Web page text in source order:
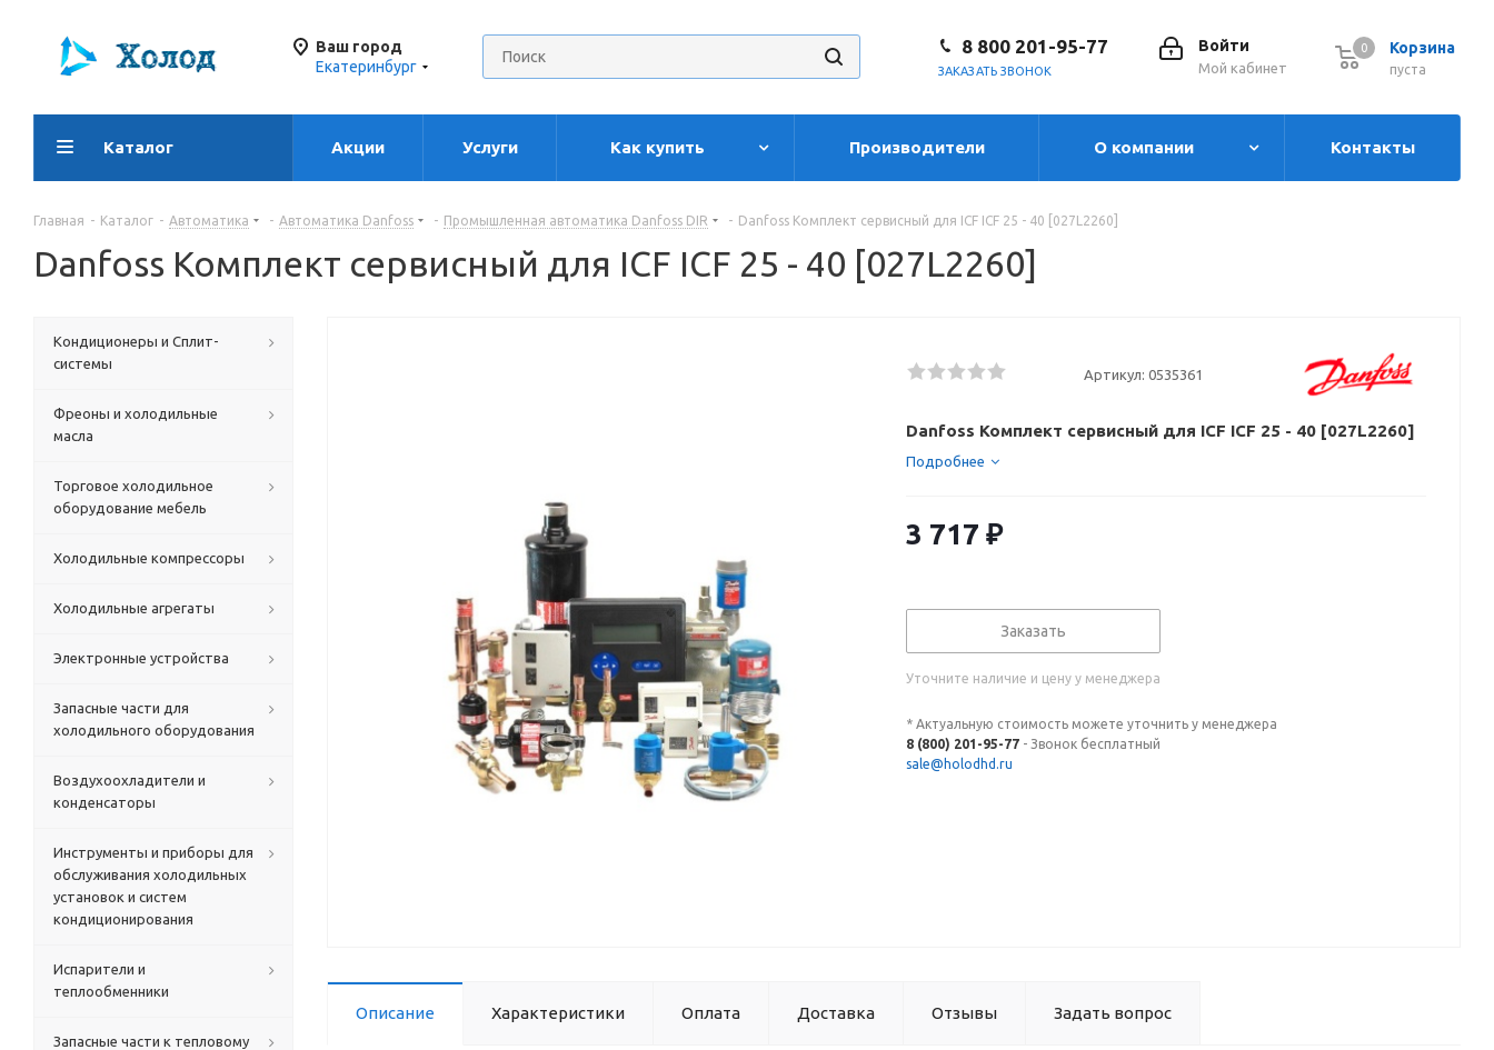
Ваш город
Екатеринбург
Корзина
0
пуста
0
Войти
Мой кабинет
8 800 201-95-77
ЗАКАЗАТЬ ЗВОНОК
Каталог Акции Услуги Как купить Производители О компании Контакты
Главная - Каталог - Автоматика - Автоматика Danfoss - Промышленная автоматика Danfoss DIR - Danfoss Комплект сервисный для ICF ICF 25 - 40 [027L2260]
Danfoss Комплект сервисный для ICF ICF 25 - 40 [027L2260]
Артикул: 0535361
Danfoss Комплект сервисный для ICF ICF 25 - 40 [027L2260]
Подробнее
3 717 ₽
Заказать
Уточните наличие и цену у менеджера
* Актуальную стоимость можете уточнить у менеджера
8 (800) 201-95-77 - Звонок бесплатный
sale@holodhd.ru
Описание Характеристики Оплата Доставка Отзывы Задать вопрос
Кондиционеры и Сплит-
системы
Фреоны и холодильные
масла
Торговое холодильное
оборудование мебель
Холодильные компрессоры
Холодильные агрегаты
Электронные устройства
Запасные части для
холодильного оборудования
Воздухоохладители и
конденсаторы
Инструменты и приборы для
обслуживания холодильных
установок и систем
кондиционирования
Испарители и
теплообменники
Запасные части к тепловому